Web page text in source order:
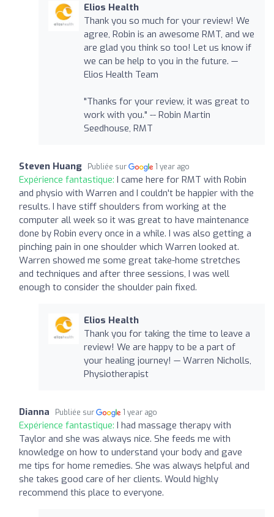
Elios Health
Thank you so much for your review! We
agree, Robin is an awesome RMT, and we
are glad you think so too! Let us know if
we can be help to you in the future. —
Elios Health Team
"Thanks for your review, it was great to
work with you." -- Robin Martin
Seedhouse, RMT
Steven Huang Publiée sur 1 year ago
Expérience fantastique: I came here for RMT with Robin
and physio with Warren and I couldn't be happier with the
results. I have stiff shoulders from working at the
computer all week so it was great to have maintenance
done by Robin every once in a while. I was also getting a
pinching pain in one shoulder which Warren looked at.
Warren showed me some great take-home stretches
and techniques and after three sessions, I was well
enough to consider the shoulder pain fixed.
Elios Health
Thank you for taking the time to leave a
review! We are happy to be a part of
your healing journey! — Warren Nicholls,
Physiotherapist
Dianna Publiée sur 1 year ago
Expérience fantastique: I had massage therapy with
Taylor and she was always nice. She feeds me with
knowledge on how to understand your body and gave
me tips for home remedies. She was always helpful and
she takes good care of her clients. Would highly
recommend this place to everyone.